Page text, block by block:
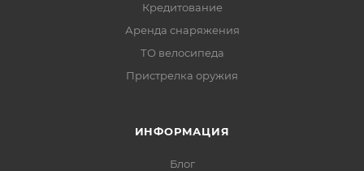
Кредитование
Аренда снаряжения
ТО велосипеда
Пристрелка оружия
ИНФОРМАЦИЯ
Блог